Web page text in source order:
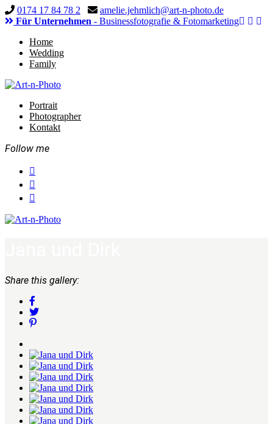
0174 17 84 78 2
amelie.jehmlich@art-n-photo.de
Für Unternehmen - Businessfotografie & Fotomarketing
Home
Wedding
Family
Portrait
Photographer
Kontakt
Follow me
Share this gallery: